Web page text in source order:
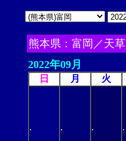
熊本県：富岡／天草
2022年09月
日 月 火
. . . .